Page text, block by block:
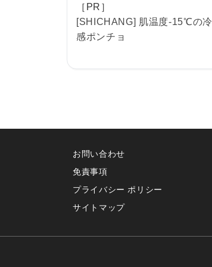
［PR］
[SHICHANG] 肌温度-15℃の冷
感ポンチョ
お問い合わせ
免責事項
プライバシー ポリシー
サイトマップ